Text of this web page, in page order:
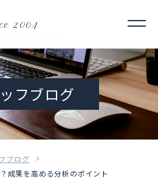
2004
フブログ
ブログ
成果を高める分析のポイント